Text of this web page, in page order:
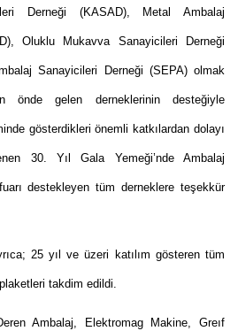
Derneği (KASAD), Metal Ambalaj
Oluklu Mukavva Sanayicileri Derneği
Sanayicileri Derneği (SEPA) olmak
önde gelen derneklerinin desteğiyle
gösterdikleri önemli katkılardan dolayı
30. Yıl Gala Yemeği’nde Ambalaj
destekleyen tüm derneklere teşekkür
25 yıl ve üzeri katılım gösteren tüm
takdim edildi.
Ambalaj, Elektromag Makine, Greıf